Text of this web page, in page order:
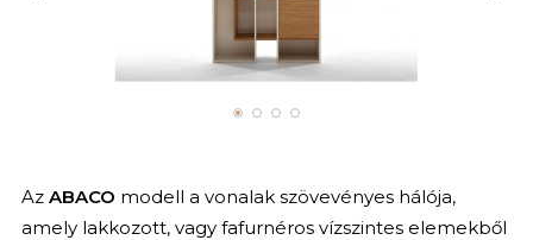
Az ABACO modell a vonalak szövevényes hálója,
amely lakkozott, vagy fafurnéros vízszintes elemekből